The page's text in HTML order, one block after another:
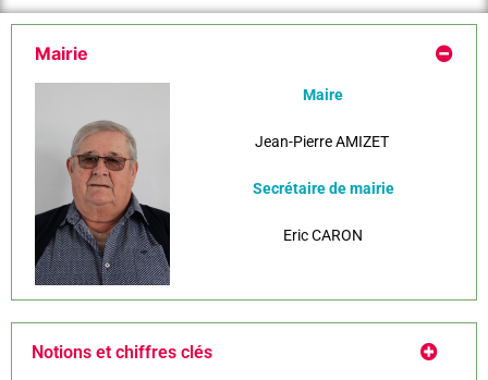
Mairie
Maire
Jean-Pierre AMIZET
Secrétaire de mairie
Eric CARON
Notions et chiffres clés